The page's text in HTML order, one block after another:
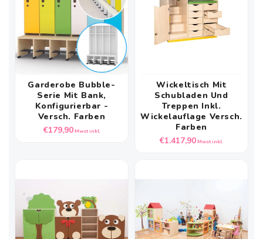
Garderobe Bubble-
Serie Mit Bank,
Konfigurierbar -
Versch. Farben
Normaler
€179,90Mwst inkl.
Wickeltisch Mit
Schubladen Und
Treppen Inkl.
Wickelauflage Versch.
Farben
Normaler
€1.417,90 Mwst inkl.